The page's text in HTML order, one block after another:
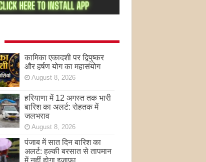
कामिका एकादशी पर द्विपुष्कर
और हर्षण योग का महासंयोग
August 8, 2026
हरियाणा में 12 अगस्त तक भारी
बारिश का अलर्ट: रोहतक में
जलभराव
August 8, 2026
पंजाब में सात दिन बारिश का
अलर्ट: हल्की बरसात से तापमान
में नहीं होगा इजाफा